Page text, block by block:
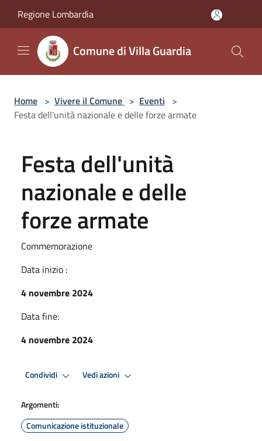
Regione Lombardia
Comune di Villa Guardia
Home > Vivere il Comune > Eventi >
Festa dell'unità nazionale e delle forze armate
Festa dell'unità
nazionale e delle
forze armate
Commemorazione
Data inizio :
4 novembre 2024
Data fine:
4 novembre 2024
Condividi Vedi azioni
Argomenti:
Comunicazione istituzionale